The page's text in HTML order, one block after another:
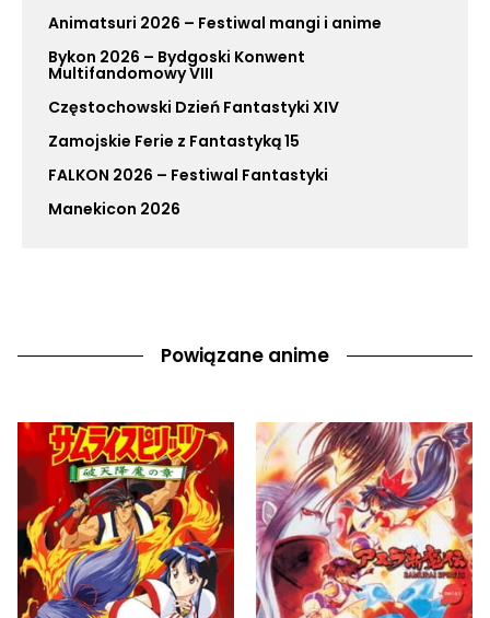
Animatsuri 2026 – Festiwal mangi i anime
Bykon 2026 – Bydgoski Konwent
Multifandomowy VIII
Częstochowski Dzień Fantastyki XIV
Zamojskie Ferie z Fantastyką 15
FALKON 2026 – Festiwal Fantastyki
Manekicon 2026
Powiązane anime